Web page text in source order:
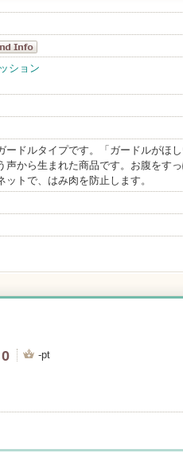
け整体
ズ
ション
ードルタイプです。「ガードルがほ
声から生まれた商品です。お腹をす
トで、はみ肉を防止します。
0
-pt